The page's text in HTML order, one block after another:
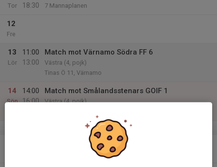
Tor
18:30
7 Mannaplanen
12
Fre
13
Lör
11:00
13:00
Match mot Värnamo Södra FF 6
Västra (4, pojk)
Tinas Ö 11, Värnamo
14
Sön
14:00
16:00
Match mot Smålandsstenars GOIF 1
Västra (4, pojk)
v.25